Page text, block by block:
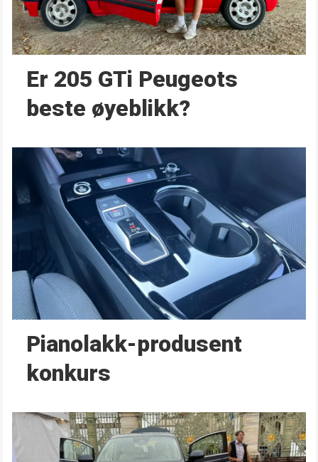
Er 205 GTi Peugeots
beste øyeblikk?
Pianolakk-produsent
konkurs